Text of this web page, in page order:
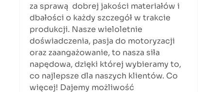
za sprawą  dobrej jakości materiałów i
dbałości o każdy szczegół w trakcie
produkcji. Nasze wieloletnie
doświadczenia, pasja do motoryzacji
oraz zaangażowanie, to nasza siła
napędowa, dzięki której wybieramy to,
co najlepsze dla naszych klientów. Co
więcej! Dajemy możliwość